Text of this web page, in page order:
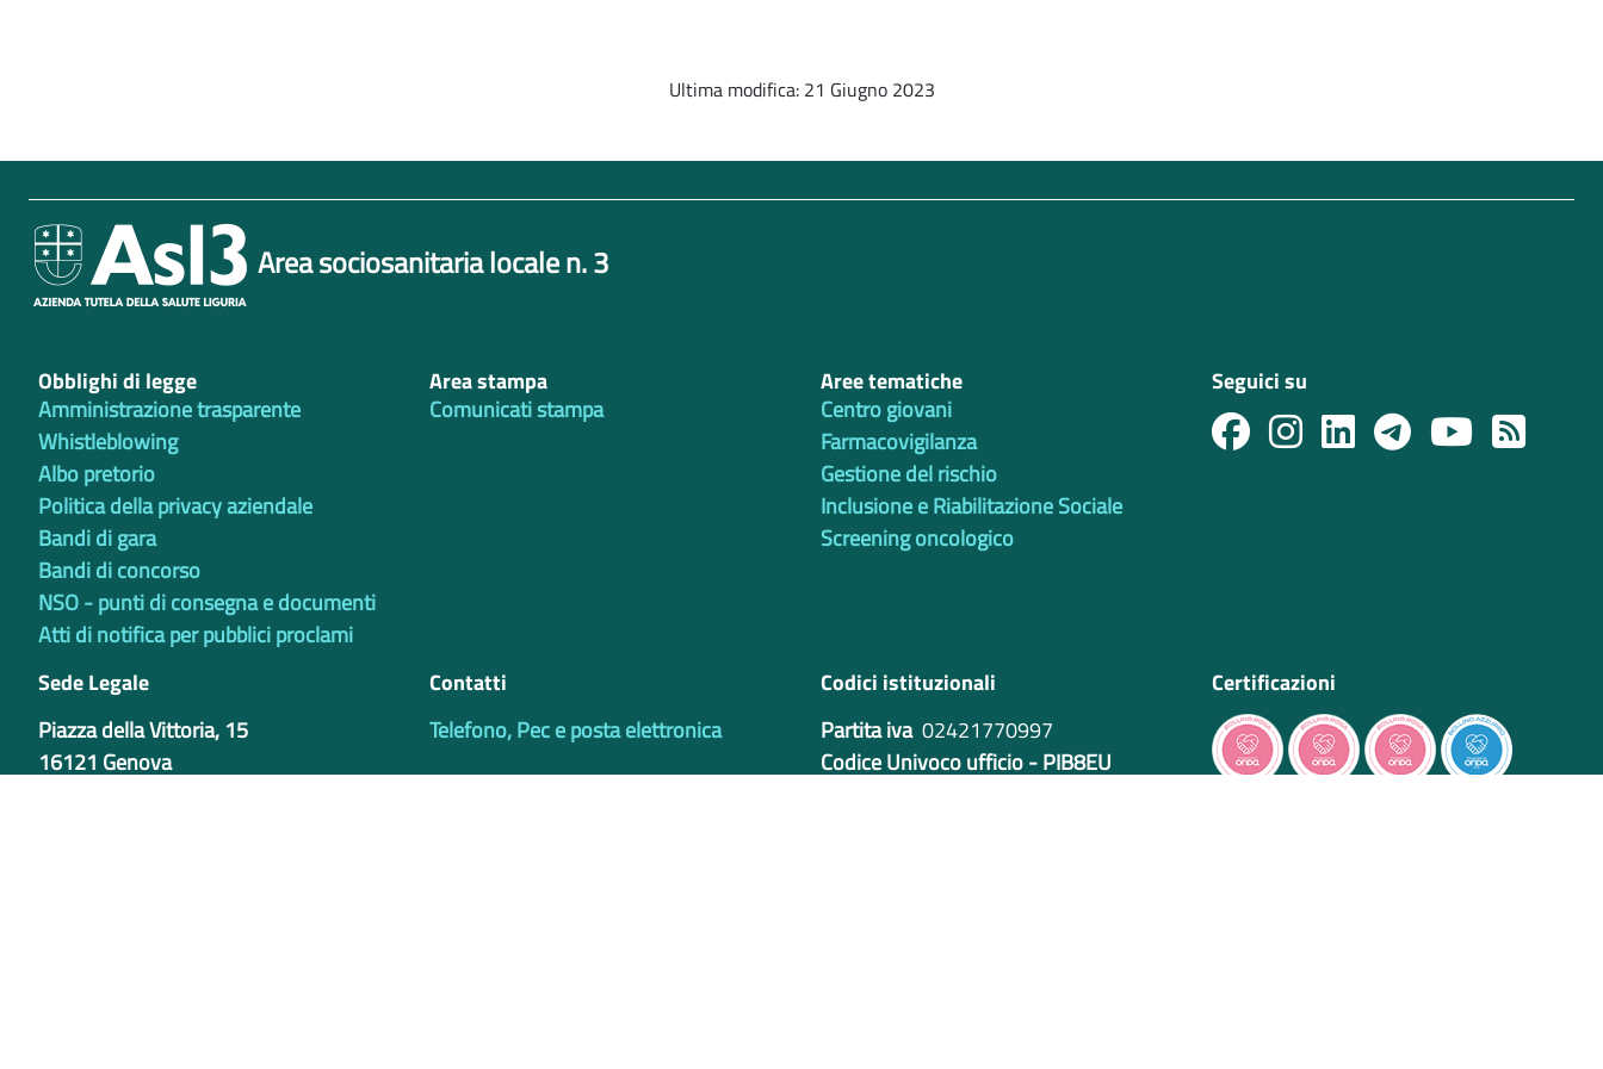
Ultima modifica: 21 Giugno 2023
Area sociosanitaria locale n. 3
Obblighi di legge
Amministrazione trasparente
Whistleblowing
Albo pretorio
Politica della privacy aziendale
Bandi di gara
Bandi di concorso
NSO - punti di consegna e documenti
Atti di notifica per pubblici proclami
Area stampa
Comunicati stampa
Aree tematiche
Centro giovani
Farmacovigilanza
Gestione del rischio
Inclusione e Riabilitazione Sociale
Screening oncologico
Seguici su
Sede Legale
Piazza della Vittoria, 15
16121 Genova
Contatti
Telefono, Pec e posta elettronica
Codici istituzionali
Partita iva 02421770997
Codice Univoco ufficio - PIB8EU
Certificazioni